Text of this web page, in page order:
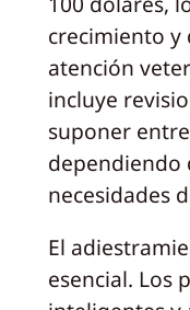
crecimiento y
atención
incluye
suponer
dependiendo
necesidades
El
esencial. Los